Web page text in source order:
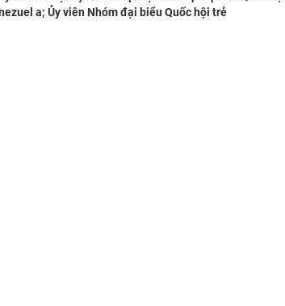
a; Ủy viên Nhóm đại biểu Quốc hội trẻ